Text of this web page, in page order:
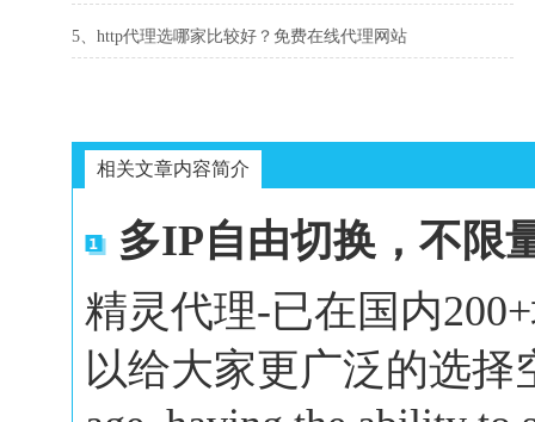
5、http代理选哪家比较好？免费在线代理网站
相关文章内容简介
多IP自由切换，不限
精灵代理-已在国内
以给大家更广泛的选择